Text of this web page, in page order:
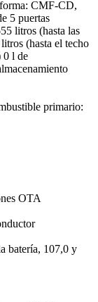
CMF-CD,
5 puertas
litros (hasta las
(hasta el techo
0 l de
primario:
OTA
batería, 107,0 y